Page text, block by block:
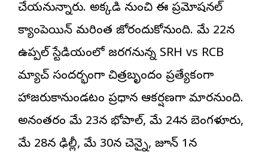
చేయనున్నారు. అక్కడి నుంచి ఈ ప్రమోషనల్
క్యాంపెయిన్‌ మరింత జోరందుకోనుంది. మే 22న
ఉప్పల్ స్టేడియంలో జరగనున్న SRH vs RCB
మ్యాచ్ సందర్భంగా చిత్రబృందం ప్రత్యేకంగా
హాజరుకానుండటం ప్రధాన ఆకర్షణగా మారనుంది.
అనంతరం మే 23న భోపాల్, మే 24న బెంగళూరు,
మే 28న ఢిల్లీ, మే 30న చెన్నై, జూన్ 1న